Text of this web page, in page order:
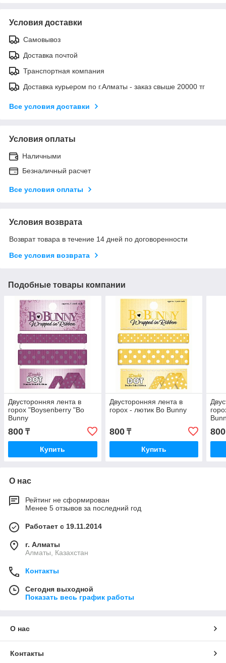
Условия доставки
Самовывоз
Доставка почтой
Транспортная компания
Доставка курьером по г.Алматы - заказ свыше 20000 тг
Все условия доставки
Условия оплаты
Наличными
Безналичный расчет
Все условия оплаты
Условия возврата
Возврат товара в течение 14 дней по договоренности
Все условия возврата
Подобные товары компании
Двусторонняя лента в
горох "Boysenberry "Bo
Bunny
800 ₸
Купить
Двусторонняя лента в
горох - лютик Bo Bunny
800₸
Купить
800
О нас
Рейтинг не сформирован
Менее 5 отзывов за последний год
Работает с 19.11.2014
г. Алматы
Алматы, Казахстан
Контакты
Сегодня выходной
Показать весь график работы
О нас
Контакты